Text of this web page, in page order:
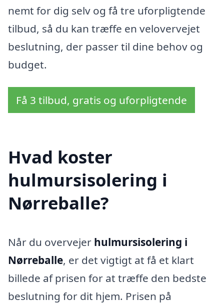
nemt for dig selv og få tre uforpligtende
tilbud, så du kan træffe en velovervejet
beslutning, der passer til dine behov og
budget.
Få 3 tilbud, gratis og uforpligtende
Hvad koster
hulmursisolering i
Nørreballe?
Når du overvejer hulmursisolering i
Nørreballe, er det vigtigt at få et klart
billede af prisen for at træffe den bedste
beslutning for dit hjem. Prisen på